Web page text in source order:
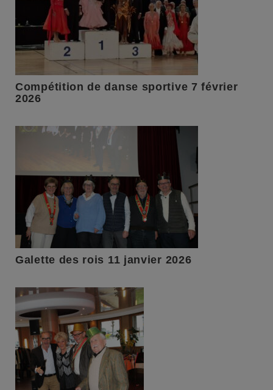
Compétition de danse sportive 7 février
2026
Galette des rois 11 janvier 2026